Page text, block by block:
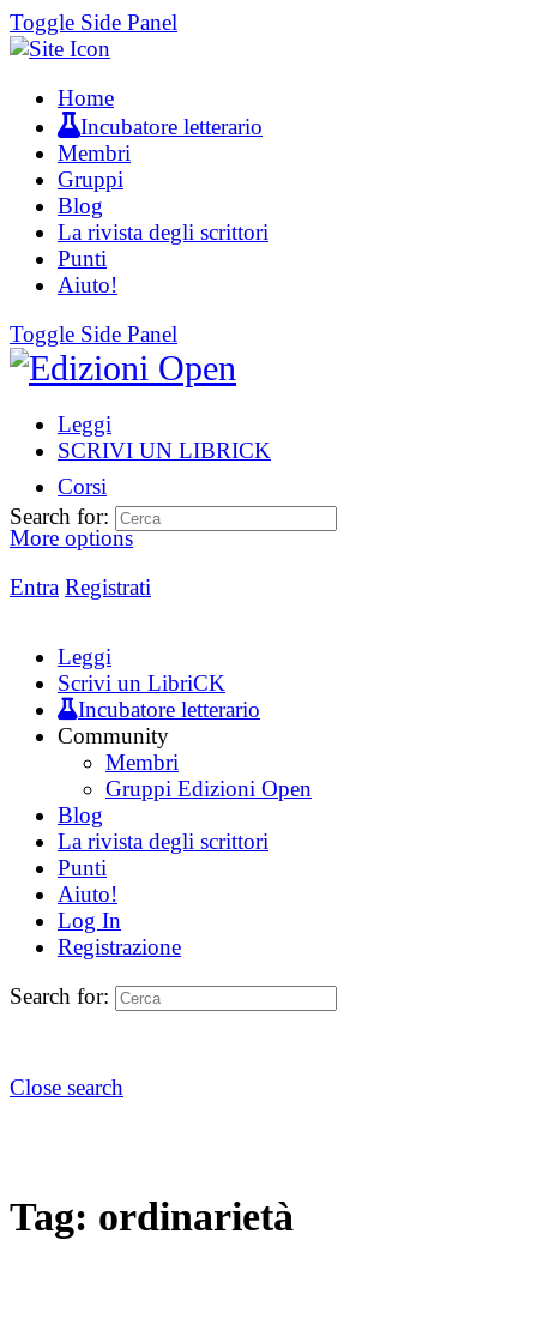
Toggle Side Panel
Home
Incubatore letterario
Membri
Gruppi
Blog
La rivista degli scrittori
Punti
Aiuto!
Toggle Side Panel
Leggi
SCRIVI UN LIBRICK
Corsi
More options
Entra Registrati
Search for:
Leggi
Scrivi un LibriCK
Incubatore letterario
Community
Membri
Gruppi Edizioni Open
Blog
La rivista degli scrittori
Punti
Aiuto!
Log In
Registrazione
Search for:
Close search
Tag: ordinarietà